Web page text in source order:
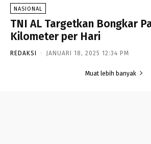
NASIONAL
TNI AL Targetkan Bongkar
Kilometer per Hari
REDAKSI - JANUARI 18, 2025 12:34 PM
Muat lebih banyak